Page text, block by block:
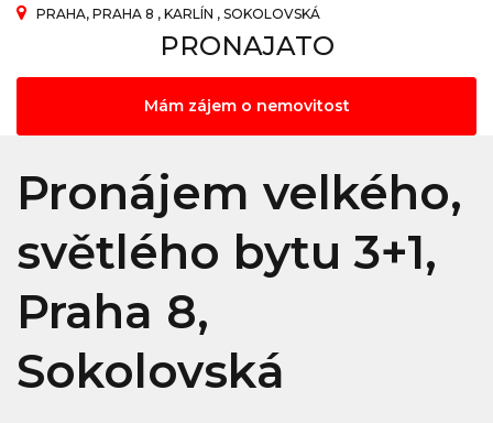
PRAHA, PRAHA 8 , KARLÍN , SOKOLOVSKÁ
PRONAJATO
Mám zájem o nemovitost
Pronájem velkého,
světlého bytu 3+1,
Praha 8,
Sokolovská